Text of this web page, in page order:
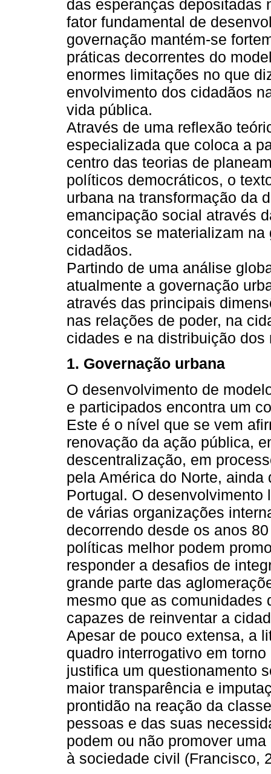
das esperanças depositadas
fator fundamental de
governação mantém-se
práticas decorrentes do
enormes limitações no que
envolvimento dos cidadãos
vida pública.
Através de uma reflexão
especializada que coloca a
centro das teorias de
políticos democráticos, o
urbana na transformação da
emancipação social através
conceitos se materializam
cidadãos.
Partindo de uma análise
atualmente a governação
através das principais
nas relações de poder, na
cidades e na distribuição dos
1. Governação urbana
O desenvolvimento de
e participados encontra um
Este é o nível que se vem
renovação da ação pública,
descentralização, em
pela América do Norte,
Portugal. O
de várias organizações
decorrendo desde os anos
políticas melhor podem
responder a desafios de
grande parte das
mesmo que as comunidades
capazes de reinventar a
Apesar de pouco extensa, a
quadro interrogativo em
justifica um questionamento
maior transparência e
prontidão na reação da
pessoas e das suas
podem ou não promover
à sociedade civil (Francisco,